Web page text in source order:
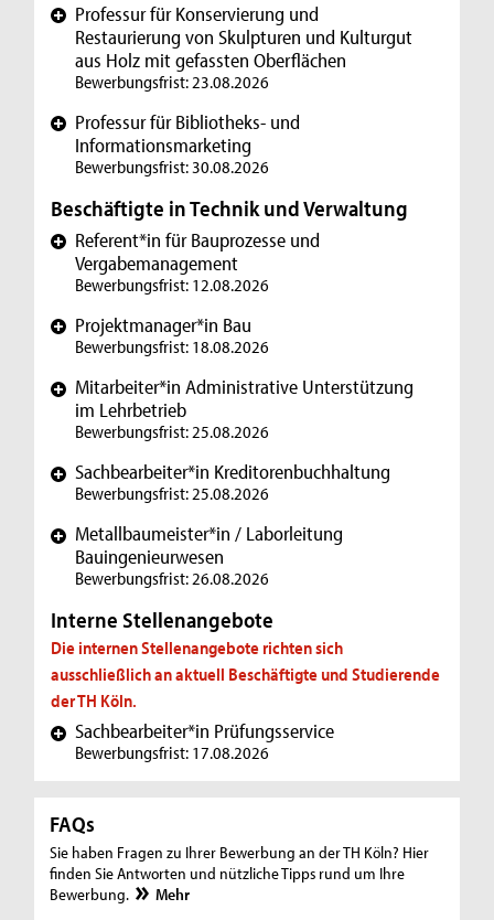
+ Professur für Konservierung und
Restaurierung von Skulpturen und Kulturgut
aus Holz mit gefassten Oberflächen
Bewerbungsfrist: 23.08.2026
+ Professur für Bibliotheks- und
Informationsmarketing
Bewerbungsfrist: 30.08.2026
Beschäftigte in Technik und Verwaltung
+ Referent*in für Bauprozesse und
Vergabemanagement
Bewerbungsfrist: 12.08.2026
+ Projektmanager*in Bau
Bewerbungsfrist: 18.08.2026
+ Mitarbeiter*in Administrative Unterstützung
im Lehrbetrieb
Bewerbungsfrist: 25.08.2026
+ Sachbearbeiter*in Kreditorenbuchhaltung
Bewerbungsfrist: 25.08.2026
+ Metallbaumeister*in / Laborleitung
Bauingenieurwesen
Bewerbungsfrist: 26.08.2026
Interne Stellenangebote
Die internen Stellenangebote richten sich
ausschließlich an aktuell Beschäftigte und Studierende
der TH Köln.
+ Sachbearbeiter*in Prüfungsservice
Bewerbungsfrist: 17.08.2026
FAQs
Sie haben Fragen zu Ihrer Bewerbung an der TH Köln? Hier
finden Sie Antworten und nützliche Tipps rund um Ihre
Bewerbung.
Mehr